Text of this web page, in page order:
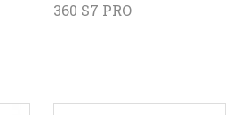
360 S7 PRO